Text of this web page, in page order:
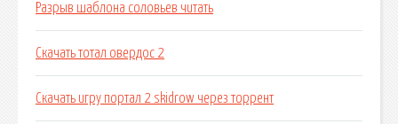
Разрыв шаблона соловьев читать
Скачать тотал овердос 2
Скачать игру портал 2 skidrow через торрент